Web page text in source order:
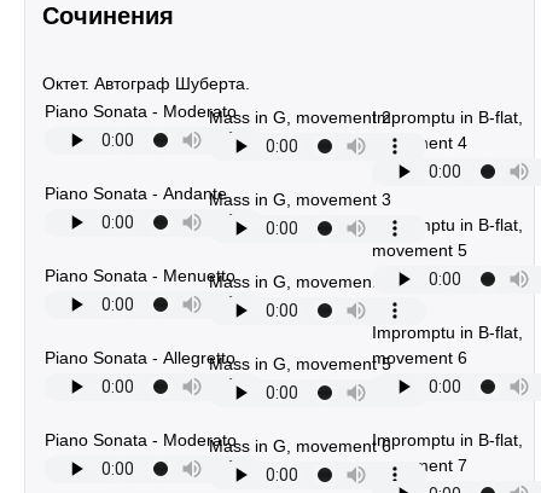
Сочинения
Октет. Автограф Шуберта.
Piano Sonata - Moderato
Piano Sonata - Andante
Piano Sonata - Menuetto
Piano Sonata - Allegretto
Piano Sonata - Moderato
Mass in G, movement 2
Mass in G, movement 3
Mass in G, movement 4
Mass in G, movement 5
Mass in G, movement 6
Impromptu in B-flat,
movement 4
Impromptu in B-flat,
movement 5
Impromptu in B-flat,
movement 6
Impromptu in B-flat,
movement 7